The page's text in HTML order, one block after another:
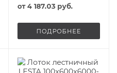
от4 187.03 руб.
ПОДРОБНЕЕ